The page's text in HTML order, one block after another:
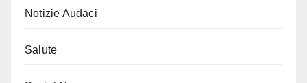
Notizie Audaci
Salute